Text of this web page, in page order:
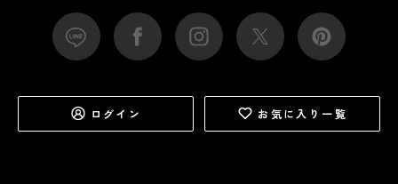
ログイン お気に入り一覧